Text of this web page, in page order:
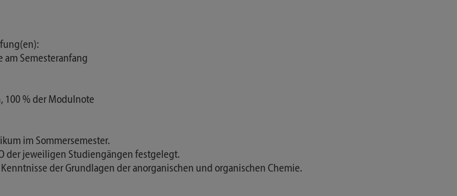
am Semesteranfang
100 % der Modulnote
im Sommersemester.
der jeweiligen Studiengängen festgelegt.
der Grundlagen der anorganischen und organischen Chemie.